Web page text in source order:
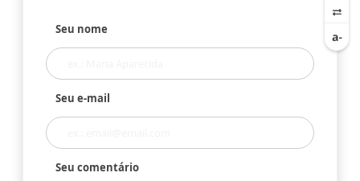
Seu nome
Seu e-mail
Seu comentário